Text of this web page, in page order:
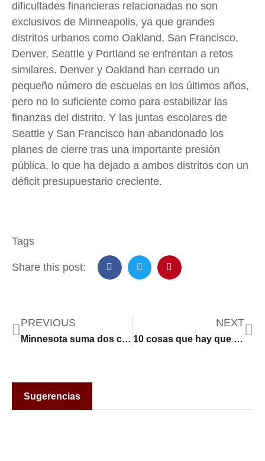
dificultades financieras relacionadas no son
exclusivos de Minneapolis, ya que grandes
distritos urbanos como Oakland, San Francisco,
Denver, Seattle y Portland se enfrentan a retos
similares. Denver y Oakland han cerrado un
pequeño número de escuelas en los últimos años,
pero no lo suficiente como para estabilizar las
finanzas del distrito. Y las juntas escolares de
Seattle y San Francisco han abandonado los
planes de cierre tras una importante presión
pública, lo que ha dejado a ambos distritos con un
déficit presupuestario creciente.
Tags
Share this post:
PREVIOUS
Minnesota suma dos casos más al aumento de casos de sarampión en medio del descenso de las vacunas rutinarias
NEXT
10 cosas que hay que saber sobre las deportaciones del ICE y los hmong de Minnesota
Sugerencias